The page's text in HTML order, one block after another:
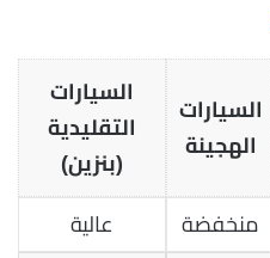
السيارات
الهجينة
السيارات
التقليدية
(بنزين)
منخفضة
عالية